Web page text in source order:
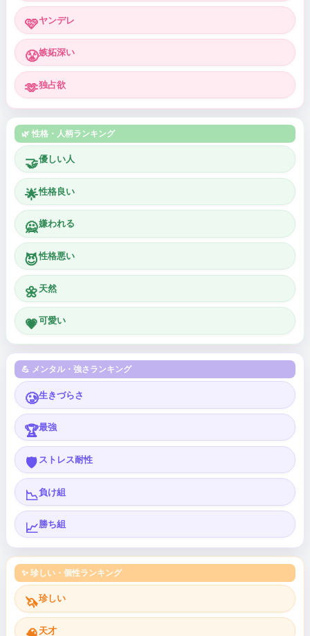
🩷ヤンデレ
😤嫉妬深い
🫶独占欲
🌿 性格・人柄ランキング
🤝優しい人
🌟性格良い
🙅嫌われる
😈性格悪い
🌼 天然
💗可愛い
💪 メンタル・強さランキング
🥲生きづらさ
🏆最強
🛡️ ストレス耐性
📉負け組
📈勝ち組
✨ 珍しい・個性ランキング
🦄珍しい
天才